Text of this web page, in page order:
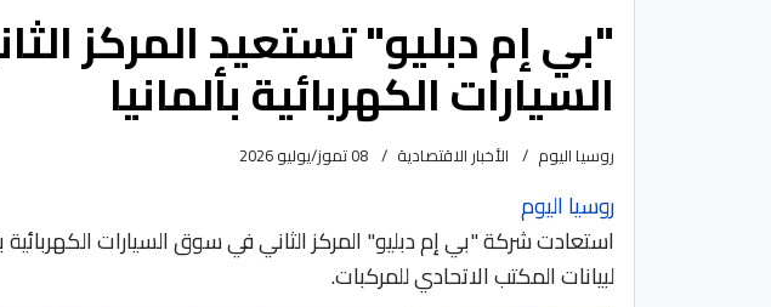
"بي إم دبليو" تستعيد المركز
السيارات الكهربائية بألمانيا
روسيا اليوم الأخبار الاقتصادية 08 تموز/يوليو 2026
روسيا اليوم
استعادت شركة "بي إم دبليو" المركز الثاني في سوق السيارات الكهربائية
لبيانات المكتب الاتحادي للمركبات.